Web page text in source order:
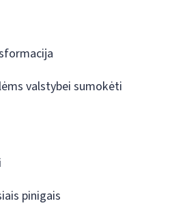
valstybei sumokėti
pinigais